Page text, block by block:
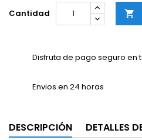
Cantidad 
Disfruta de pago seguro en
Envios en 24 horas
DESCRIPCIÓN DETALLES